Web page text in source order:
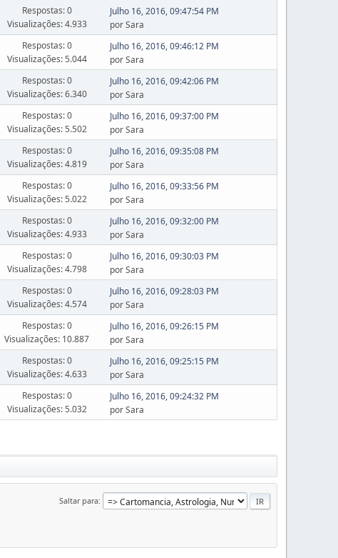
Respostas: 0
Visualizações: 4.933
Julho 16, 2016, 09:47:54 PM
por Sara
Respostas: 0
Visualizações: 5.044
Julho 16, 2016, 09:46:12 PM
por Sara
Respostas: 0
Visualizações: 6.340
Julho 16, 2016, 09:42:06 PM
por Sara
Respostas: 0
Visualizações: 5.502
Julho 16, 2016, 09:37:00 PM
por Sara
Respostas: 0
Visualizações: 4.819
Julho 16, 2016, 09:35:08 PM
por Sara
Respostas: 0
Visualizações: 5.022
Julho 16, 2016, 09:33:56 PM
por Sara
Respostas: 0
Visualizações: 4.933
Julho 16, 2016, 09:32:00 PM
por Sara
Respostas: 0
Visualizações: 4.798
Julho 16, 2016, 09:30:03 PM
por Sara
Respostas: 0
Visualizações: 4.574
Julho 16, 2016, 09:28:03 PM
por Sara
Respostas: 0
Visualizações: 10.887
Julho 16, 2016, 09:26:15 PM
por Sara
Respostas: 0
Visualizações: 4.633
Julho 16, 2016, 09:25:15 PM
por Sara
Respostas: 0
Visualizações: 5.032
Julho 16, 2016, 09:24:32 PM
por Sara
Saltar para